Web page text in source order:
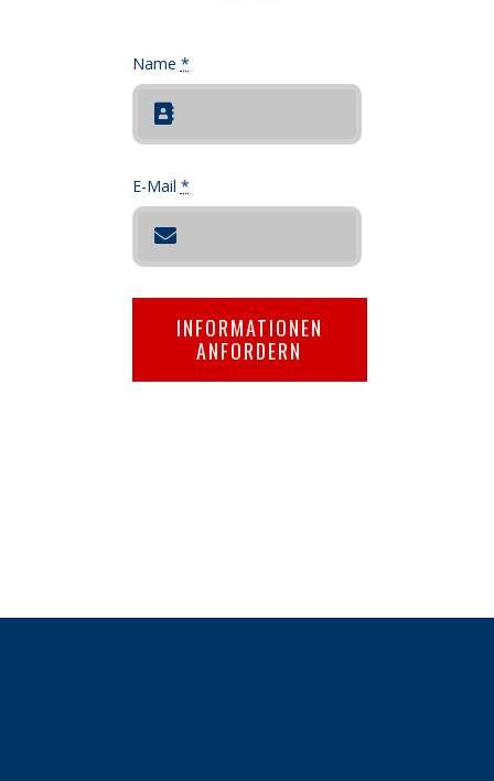
Name *
E-Mail *
INFORMATIONEN
ANFORDERN